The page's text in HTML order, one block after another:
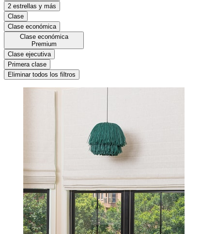
2 estrellas y más
Clase
Clase económica
Clase económica
Premium
Clase ejecutiva
Primera clase
Eliminar todos los filtros